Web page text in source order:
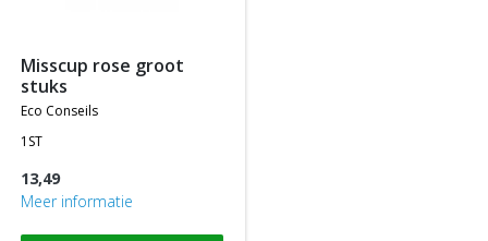
misscup rose groot
stuks
eco conseils
1ST
13,49
Meer informatie